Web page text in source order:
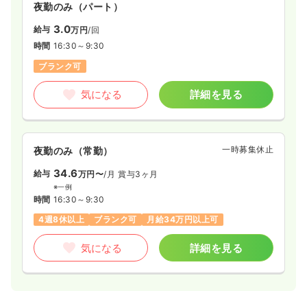
夜勤のみ（パート）
給与 3.0万円/回
時間 16:30～9:30
ブランク可
気になる 詳細を見る
夜勤のみ（常勤） 一時募集休止
給与 34.6万円〜/月 賞与3ヶ月
※一例
時間 16:30～9:30
4週8休以上
ブランク可 月給34万円以上可
気になる 詳細を見る